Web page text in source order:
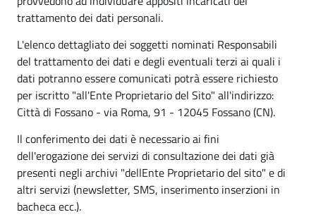
trattamento dei dati personali.
L'elenco dettagliato dei soggetti nominati Responsabili
del trattamento dei dati e degli eventuali terzi ai quali i
dati potranno essere comunicati potrà essere richiesto
per iscritto "all'Ente Proprietario del Sito" all'indirizzo:
Città di Fossano - via Roma, 91 - 12045 Fossano (CN).
Il conferimento dei dati è necessario ai fini
dell'erogazione dei servizi di consultazione dei dati già
presenti negli archivi "dellEnte Proprietario del sito" e di
altri servizi (newsletter, SMS, inserimento inserzioni in
bacheca ecc.).